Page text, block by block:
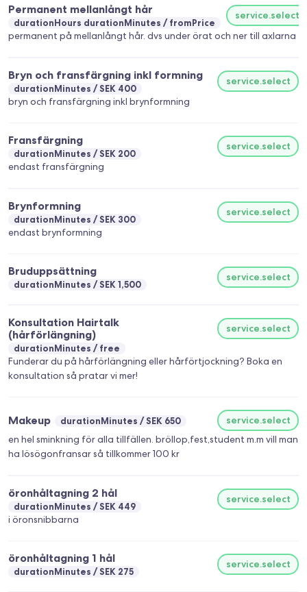
Permanent mellanlångt hår
durationHours durationMinutes fromPrice
service.select
permanent på mellanlångt hår. dvs under örat och ner till axlarna
Bryn och fransfärgning inkl formning
durationMinutes SEK 400
service.select
bryn och fransfärgning inkl brynformning
Fransfärgning
durationMinutes SEK 200
service.select
endast fransfärgning
Brynformning
durationMinutes SEK 300
service.select
endast brynformning
Bruduppsättning
durationMinutes SEK 1,500
service.select
Konsultation Hairtalk
(hårförlängning)
durationMinutes free
service.select
Funderar du på hårförlängning eller hårförtjockning? Boka en
konsultation så pratar vi mer!
Makeup durationMinutes SEK 650
service.select
en hel sminkning för alla tillfällen. bröllop,fest,student m.m vill man
ha lösögonfransar så tillkommer 100 kr
öronhåltagning 2 hål
durationMinutes SEK 449
service.select
i öronsnibbarna
öronhåltagning 1 hål
durationMinutes SEK 275
service.select